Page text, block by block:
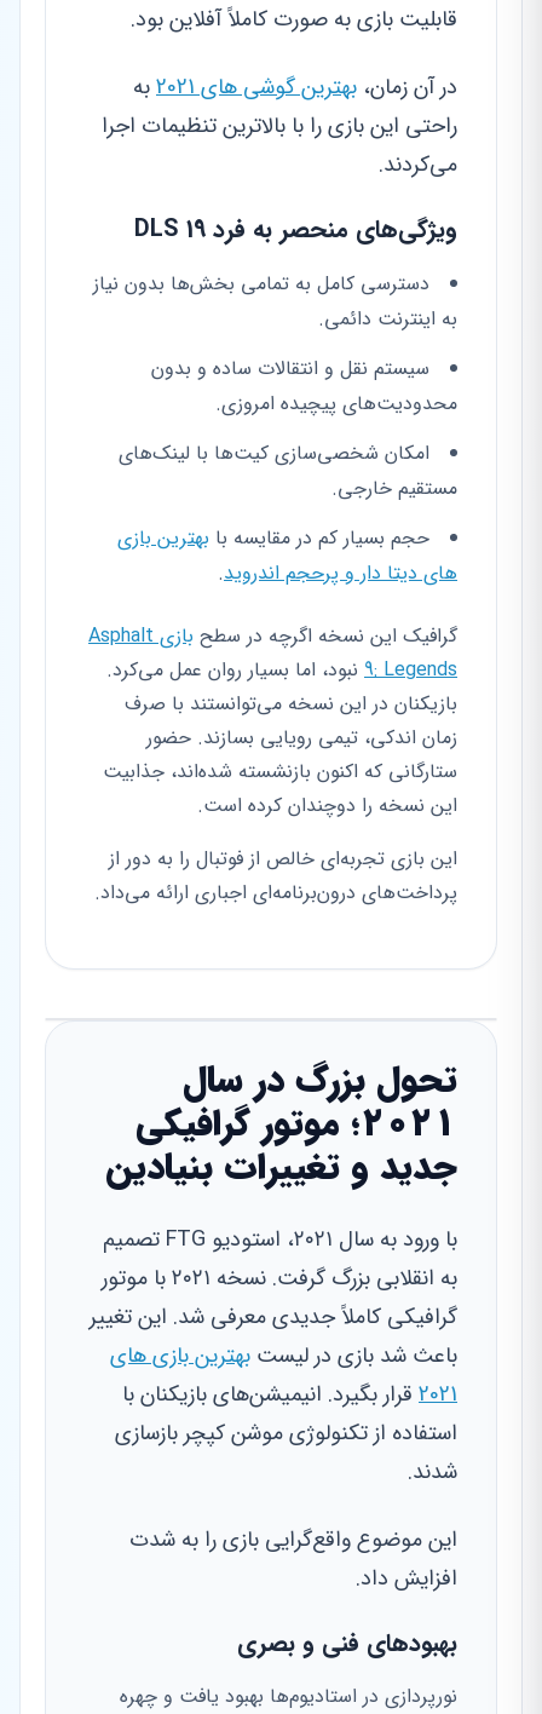
قابلیت بازی به صورت کاملاً آفلاین بود.
در آن زمان، بهترین گوشی های 2021
به
راحتی این بازی را با بالاترین تنظیمات اجرا
می‌کردند.
ویژگی‌های منحصر به فرد DLS 19
دسترسی کامل به تمامی بخش‌ها بدون نیاز
به اینترنت دائمی.
سیستم نقل و انتقالات ساده و بدون
محدودیت‌های پیچیده امروزی.
امکان شخصی‌سازی کیت‌ها با لینک‌های
مستقیم خارجی.
حجم بسیار کم در مقایسه با بهترین بازی
های دیتا دار و پرحجم اندروید.
گرافیک این نسخه اگرچه در سطح
بازی Asphalt
9: Legends نبود، اما بسیار روان عمل می‌کرد.
بازیکنان در این نسخه می‌توانستند با صرف
زمان اندکی، تیمی رویایی بسازند. حضور
ستارگانی که اکنون بازنشسته شده‌اند، جذابیت
این نسخه را دوچندان کرده است.
این بازی تجربه‌ای خالص از فوتبال را به دور از
پرداخت‌های درون‌برنامه‌ای اجباری ارائه می‌داد.
تحول بزرگ در سال
۲۰۲۱؛ موتور گرافیکی
جدید و تغییرات بنیادین
با ورود به سال ۲۰۲۱، استودیو FTG تصمیم
به انقلابی بزرگ گرفت. نسخه ۲۰۲۱ با موتور
گرافیکی کاملاً جدیدی معرفی شد. این تغییر
باعث شد بازی در لیست بهترین بازی های
2021 قرار بگیرد. انیمیشن‌های بازیکنان با
استفاده از تکنولوژی موشن کپچر بازسازی
شدند.
این موضوع واقع‌گرایی بازی را به شدت
افزایش داد.
بهبودهای فنی و بصری
نورپردازی در استادیوم‌ها بهبود یافت و چهره